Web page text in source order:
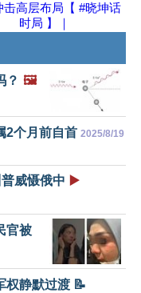
击高层布局【 #晓坤话
时局 】｜
？ 🖼️
2个月前自首 2025/8/19
威慑俄中 ▶️
官被
权静默过渡 📝